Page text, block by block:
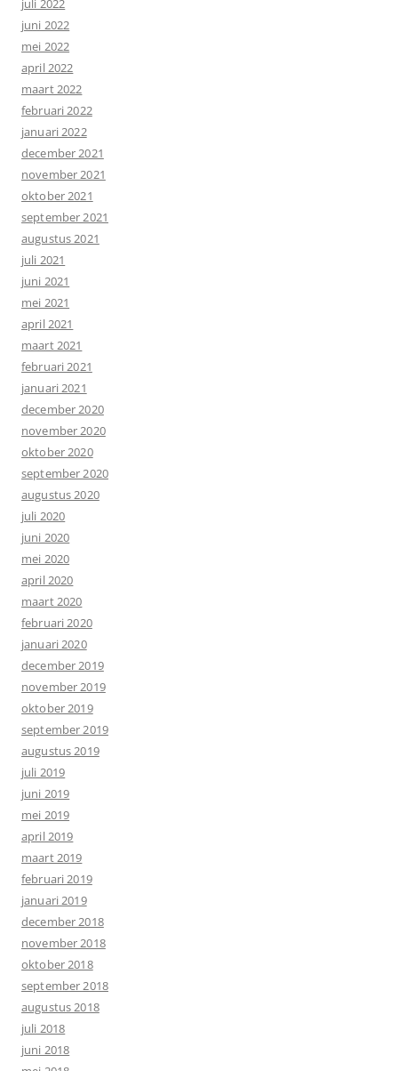
juni 2022
mei 2022
april 2022
maart 2022
februari 2022
januari 2022
december 2021
november 2021
oktober 2021
september 2021
augustus 2021
juli 2021
juni 2021
mei 2021
april 2021
maart 2021
februari 2021
januari 2021
december 2020
november 2020
oktober 2020
september 2020
augustus 2020
juli 2020
juni 2020
mei 2020
april 2020
maart 2020
februari 2020
januari 2020
december 2019
november 2019
oktober 2019
september 2019
augustus 2019
juli 2019
juni 2019
mei 2019
april 2019
maart 2019
februari 2019
januari 2019
december 2018
november 2018
oktober 2018
september 2018
augustus 2018
juli 2018
juni 2018